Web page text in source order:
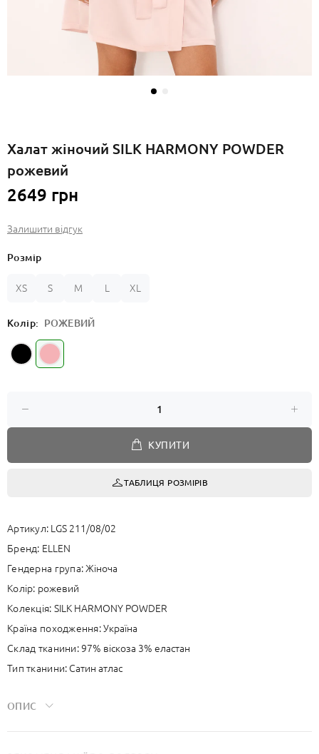
Халат жіночий SILK HARMONY POWDER
рожевий
2649 грн
Залишити відгук
Розмір
XS S M L XL
Колір: РОЖЕВИЙ
КУПИТИ
ТАБЛИЦЯ РОЗМІРІВ
Артикул: LGS 211/08/02
Бренд: ELLEN
Гендерна група:Жіноча
Колір: рожевий
Колекція: SILK HARMONY POWDER
Країна походження:Україна
Склад тканини:97% віскоза 3% еластан
Тип тканини: Сатин атлас
ОПИС